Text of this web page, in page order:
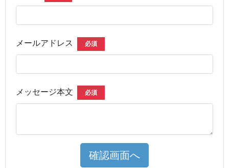
メールアドレス 必須
メッセージ本文 必須
確認画面へ